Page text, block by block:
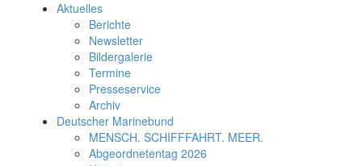
Aktuelles
Berichte
Newsletter
Bildergalerie
Termine
Presseservice
Archiv
Deutscher Marinebund
MENSCH. SCHIFFFAHRT. MEER.
Abgeordnetentag 2026